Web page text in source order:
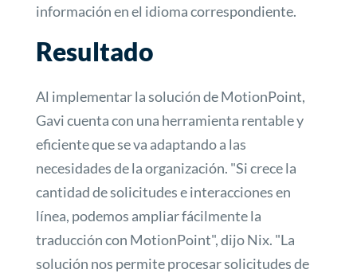
información en el idioma correspondiente.
Resultado
Al implementar la solución de MotionPoint,
Gavi cuenta con una herramienta rentable y
eficiente que se va adaptando a las
necesidades de la organización. "Si crece la
cantidad de solicitudes e interacciones en
línea, podemos ampliar fácilmente la
traducción con MotionPoint", dijo Nix. "La
solución nos permite procesar solicitudes de